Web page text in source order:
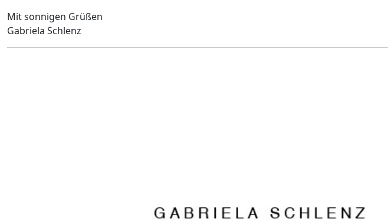
Mit sonnigen Grüßen
Gabriela Schlenz